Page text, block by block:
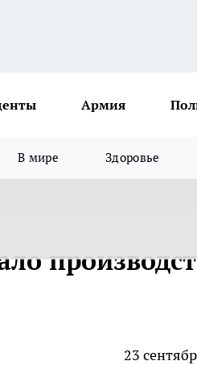
Армия
В мире Здоровье
23